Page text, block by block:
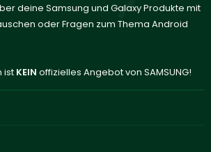
deine Samsung und Galaxy Produkte mit
oder Fragen zum Thema Android
ist KEIN offizielles Angebot von SAMSUNG!